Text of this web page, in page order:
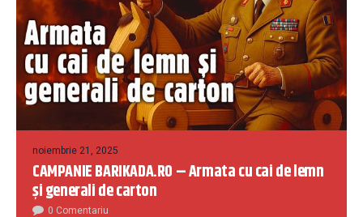
noiembrie 21, 2025
CAMPANIE BARIKADA.RO – Armata cu cai de lemn
și generali de carton
0 Comentariu